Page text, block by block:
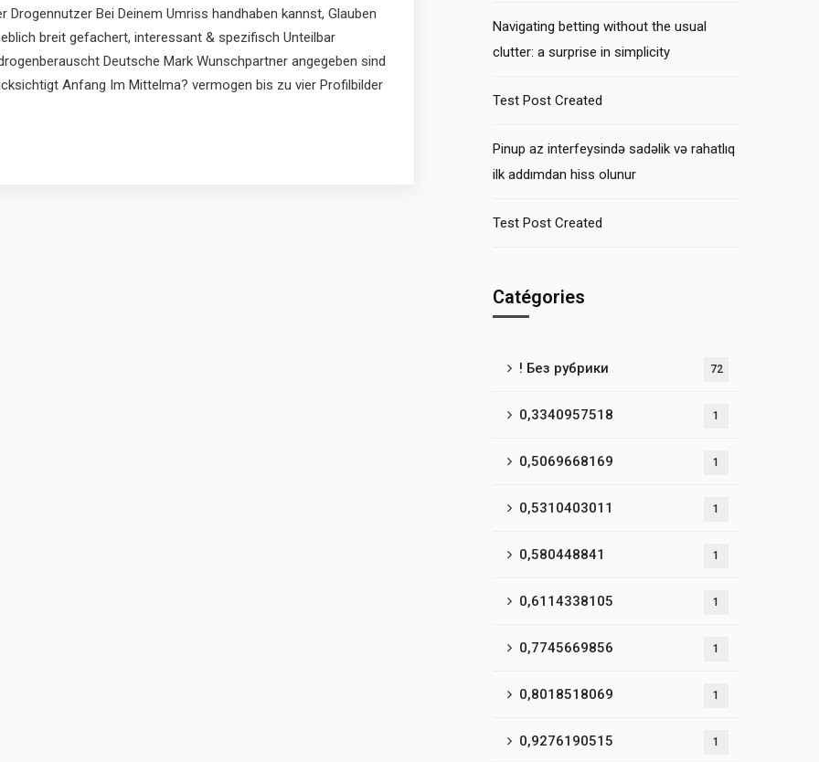
Bei Deinem Umriss handhaben kannst, Glauben
breit gefachert, interessant & spezifisch Unteilbar
Deutsche Mark Wunschpartner angegeben sind
Anfang Im Mittelma? vermogen bis zu vier Profilbilder
Navigating betting without the usual
clutter: a surprise in simplicity
Test Post Created
Pinup az interfeysində sadəlik və rahatlıq
ilk addımdan hiss olunur
Test Post Created
Catégories
! Без рубрики 72
0,3340957518 1
0,5069668169 1
0,5310403011 1
0,580448841 1
0,6114338105 1
0,7745669856 1
0,8018518069 1
0,9276190515 1